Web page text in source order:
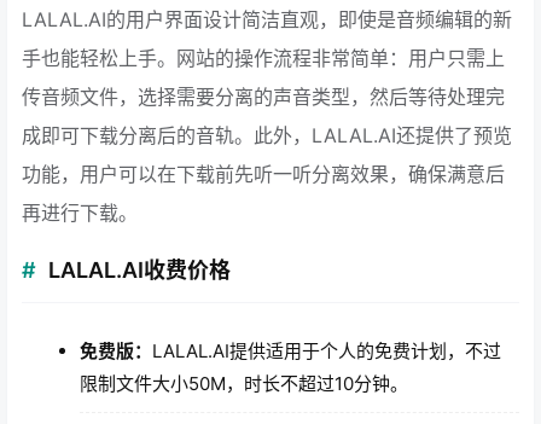
LALAL.AI的用户界面设计简洁直观，即使是音频编辑的新
手也能轻松上手。网站的操作流程非常简单：用户只需上
传音频文件，选择需要分离的声音类型，然后等待处理完
成即可下载分离后的音轨。此外，LALAL.AI还提供了预览
功能，用户可以在下载前先听一听分离效果，确保满意后
再进行下载。
LALAL.AI收费价格
免费版： LALAL.AI提供适用于个人的免费计划，不过
限制文件大小50M，时长不超过10分钟。